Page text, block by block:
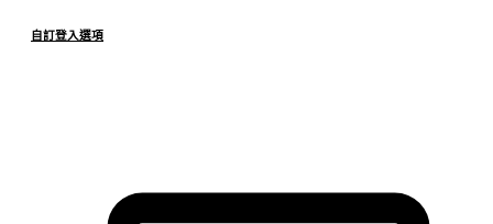
自訂登入選項